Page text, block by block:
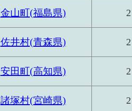
金山町(福島県)
佐井村(青森県)
安田町(高知県)
諸塚村(宮崎県)